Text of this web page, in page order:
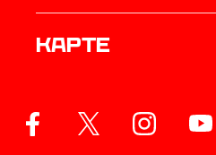
Карте